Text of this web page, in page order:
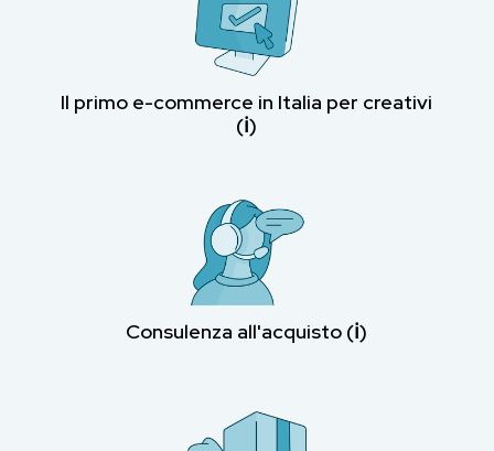
Il primo e-commerce in Italia per creativi
(ℹ︎)
Consulenza all'acquisto (ℹ︎)